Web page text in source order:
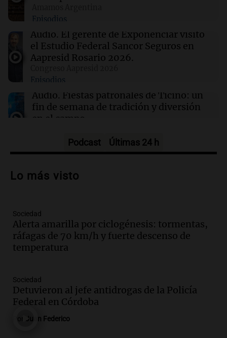
01:54 Mundo
Fallecen dos soldados israelíes en Líbano,
marcando el primer incidente mortal desde
junio
01:37 Mundo
Trump señala a Canadá por incendios
forestales, pero los científicos advierten sobre
el cambio climático
Episodios
Audio. El gerente de Exponenciar visitó
el Estudio Federal Sancor Seguros en
Aapresid Rosario 2026.
Episodios
Audio. Fiestas patronales de Ticino: un
fin de semana de tradición y diversión
en el campo
Audio.Preparativos para la feria en La
de apertura
Audio.
lluvias, senadores manifiestan
oposición a ley de tierras
Panorama Federal
Audio.
centro de esquí Penitentes Park tras
siete años de cierre por falta de nieve
Episodios
Podcast Últimas 24 h
Lo más visto
Sociedad
Alerta amarilla por ciclogénesis: tormentas,
ráfagas de 70 km/h y fuerte descenso de
temperatura
Sociedad
Detuvieron al jefe antidrogas de la Policía
Federal en Córdoba
Juan Federico